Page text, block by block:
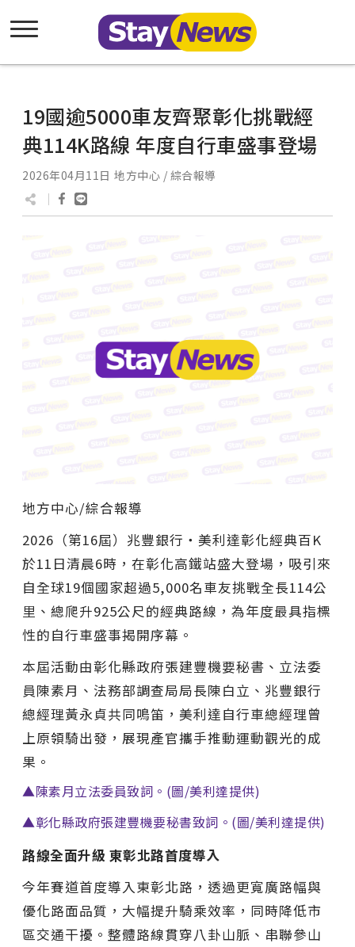
19國逾5000車友齊聚彰化挑戰經
典114K路線 年度自行車盛事登場
2026年04月11日 地方中心 / 綜合報導
地方中心/綜合報導
2026（第16屆）兆豐銀行・美利達彰化經典百K
於11日清晨6時，在彰化高鐵站盛大登場，吸引來
自全球19個國家超過5,000名車友挑戰全長114公
里、總爬升925公尺的經典路線，為年度最具指標
性的自行車盛事揭開序幕。
本屆活動由彰化縣政府張建豐機要秘書、立法委
員陳素月、法務部調查局局長陳白立、兆豐銀行
總經理黃永貞共同鳴笛，美利達自行車總經理曾
上原領騎出發，展現產官攜手推動運動觀光的成
果。
▲陳素月立法委員致詞。(圖/美利達提供)
▲彰化縣政府張建豐機要秘書致詞。(圖/美利達提供)
路線全面升級 東彰北路首度導入
今年賽道首度導入東彰北路，透過更寬廣路幅與
優化路面品質，大幅提升騎乘效率，同時降低市
區交通干擾。整體路線貫穿八卦山脈、串聯參山